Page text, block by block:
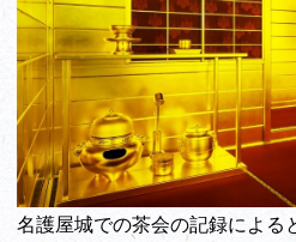
名護屋城での茶会の記録による